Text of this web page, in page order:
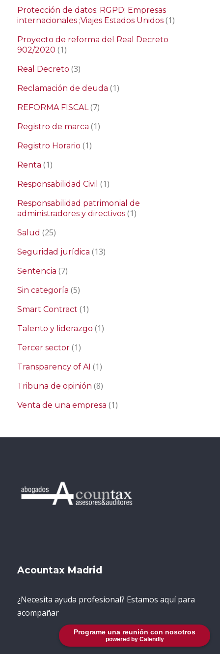
Programe una reunión con nosotros
powered by Calendly
Protección de datos; RGPD; Empresas
internacionales ;Viajes Estados Unidos (1)
Proyecto de reforma del Real Decreto
902/2020 (1)
Real Decreto (3)
Reclamación de deuda (1)
REFORMA FISCAL (7)
Registro de marca (1)
Registro Horario (1)
Renta (1)
Responsabilidad Civil (1)
Responsabilidad patrimonial de
administradores y directivos (1)
Salud (25)
Seguridad jurídica (13)
Sentencia (7)
Sin categoría (5)
Smart Contract (1)
Talento y liderazgo (1)
Tercer sector (1)
Transparency of AI (1)
Tribuna de opinión (8)
Venta de una empresa (1)
Acountax Madrid
¿Necesita ayuda profesional? Estamos aquí para
acompañar